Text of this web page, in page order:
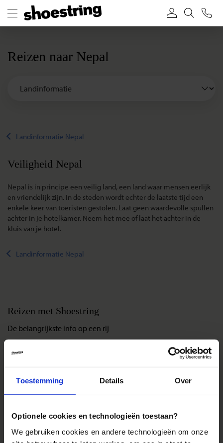
Toestemming Details Over
Optionele cookies en technologieën toestaan?
We gebruiken cookies en andere technologieën om onze
Reizen naar Nepal
Landinformatie Nepal
Veiligheid Nepal
Nepal is in principe een veilig land, een land waar mensen eerlijk
en vriendelijk zijn. In de steden wordt echter de laatste tijd een
enkele keer van toeristen gestolen. Laat geen waardevolle spullen
achter in je hotelkamer. Neem het mee of laat het achter in de
kluis van je hotel.
Landinformatie Nepal
Reizen met Shoestring
De belangrijkste info op een rij
Reis- en annuleringsvoorwaarden
Veelgestelde vragen
Reisthema's